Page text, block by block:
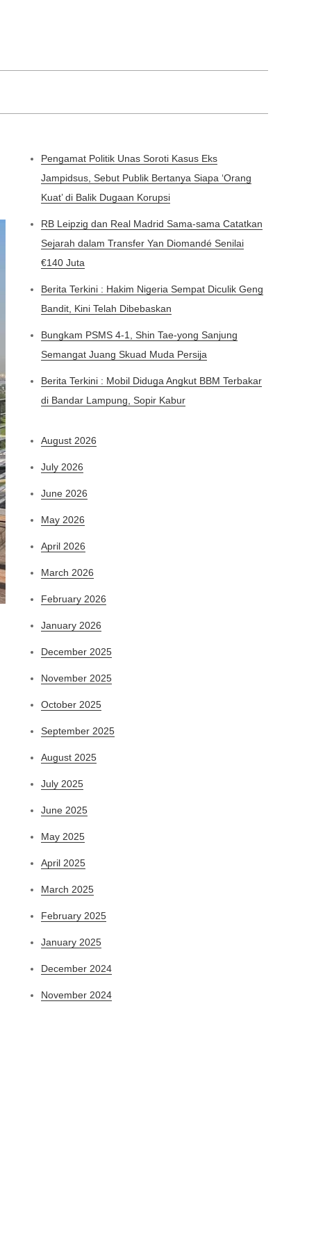
Pengamat Politik Unas Soroti Kasus Eks
Jampidsus, Sebut Publik Bertanya Siapa ‘Orang
Kuat’ di Balik Dugaan Korupsi
RB Leipzig dan Real Madrid Sama-sama Catatkan
Sejarah dalam Transfer Yan Diomandé Senilai
€140 Juta
Berita Terkini : Hakim Nigeria Sempat Diculik Geng
Bandit, Kini Telah Dibebaskan
Bungkam PSMS 4-1, Shin Tae-yong Sanjung
Semangat Juang Skuad Muda Persija
Berita Terkini : Mobil Diduga Angkut BBM Terbakar
di Bandar Lampung, Sopir Kabur
August 2026
July 2026
June 2026
May 2026
April 2026
March 2026
February 2026
January 2026
December 2025
November 2025
October 2025
September 2025
August 2025
July 2025
June 2025
May 2025
April 2025
March 2025
February 2025
January 2025
December 2024
November 2024